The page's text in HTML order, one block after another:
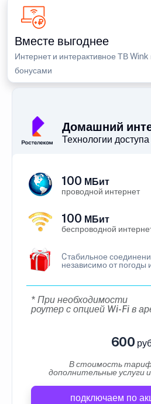
Вместе выгоднее
Интернет и интерактивное ТВ
бонусами
Домашний
Технологии доступа
100 МБит
проводной интернет
100 МБит
беспроводной
Cтабильное
независимо от погоды
* При необходимости
роутер с опцией Wi-Fi в
600
В стоимость
дополнительные услуги
подключаем по